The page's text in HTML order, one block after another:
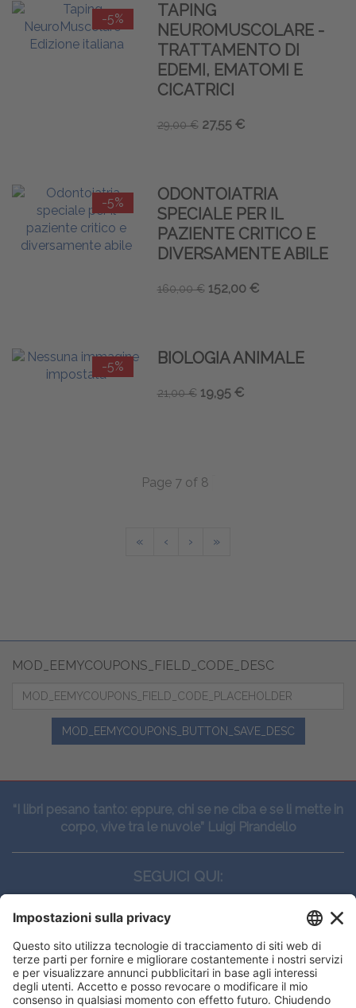
-5%
TAPING
NEUROMUSCOLARE -
TRATTAMENTO DI
EDEMI, EMATOMI E
CICATRICI
29,00 € 27,55 €
-5%
ODONTOIATRIA
SPECIALE PER IL
PAZIENTE CRITICO E
DIVERSAMENTE ABILE
160,00 € 152,00 €
-5% BIOLOGIA ANIMALE
21,00 € 19,95 €
Page 7 of 8
« ‹ › »
MOD_EEMYCOUPONS_FIELD_CODE_DESC
MOD_EEMYCOUPONS_BUTTON_SAVE_DESC
“I libri pesano tanto: eppure, chi se ne ciba e se li mette in
corpo, vive tra le nuvole” Luigi Pirandello
SEGUICI QUI:
CONTATTI
Edi.Ermes srl